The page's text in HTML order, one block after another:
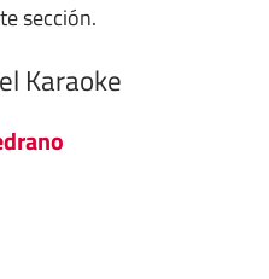
sección.
Karaoke